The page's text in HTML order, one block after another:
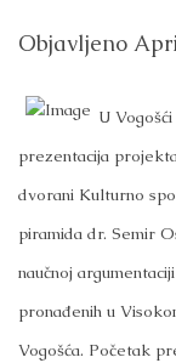
Objavljeno
U
prezentacija
dvorani Kulturno
piramida dr. Semir
naučnoj
pronađenih u
Vogošća. Početak